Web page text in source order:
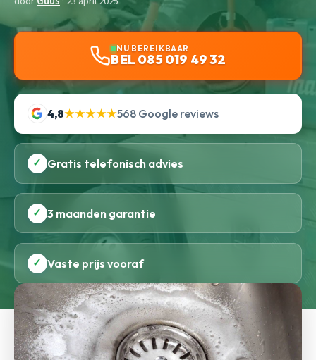
NU BEREIKBAAR
BEL 085 019 49 32
4,8★★★★★568 Google reviews
✓ Gratis telefonisch advies
✓ 3 maanden garantie
✓ Vaste prijs vooraf